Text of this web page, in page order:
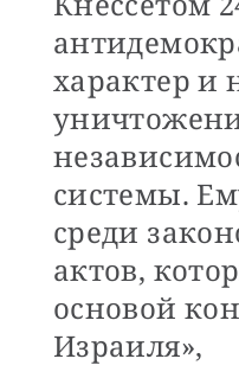
характер и
системы.
среди
актов,
основой
Израиля»,